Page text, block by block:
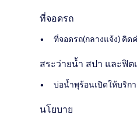
ที่จอดรถ
ที่จอดรถ(กลางแจ้ง) คิด
สระว่ายน้ำ สปา และฟิต
บ่อน้ำพุร้อนเปิดให้บริก
นโยบาย